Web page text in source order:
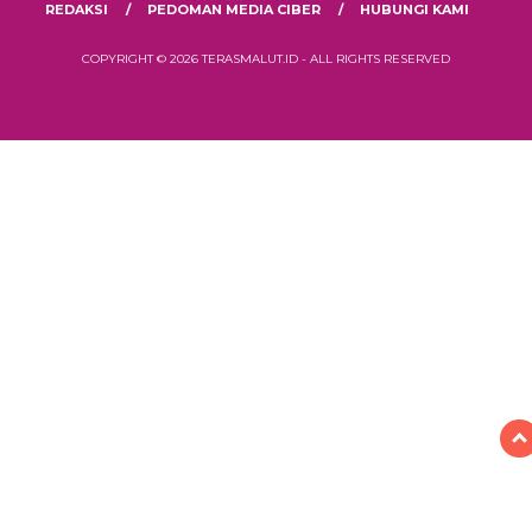
REDAKSI PEDOMAN MEDIA CIBER HUBUNGI KAMI
COPYRIGHT © 2026 TERASMALUT.ID - ALL RIGHTS RESERVED